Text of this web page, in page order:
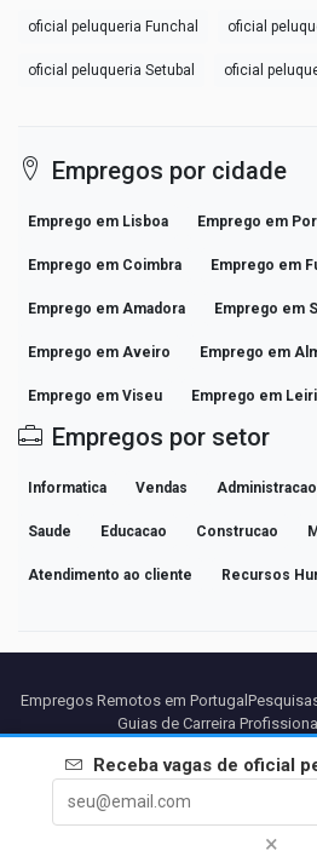
oficial peluqueria Funchal oficial
oficial peluqueria Setubal oficial
Empregos por cidade
Emprego em Lisboa Emprego em
Emprego em Coimbra Emprego em
Emprego em Amadora Emprego em
Emprego em Aveiro Emprego em
Emprego em Viseu Emprego em
Empregos por setor
Informatica Vendas Administracao
Saude Educacao Construcao
Atendimento ao cliente Recursos
Receba vagas de oficial
×
Empregos Remotos em Portugal
Guias de Carreira Profissional
ParceirosAviso legalPrivacidade
Cancelar Premium
© 2026 BEBEE PLATFORM SL -